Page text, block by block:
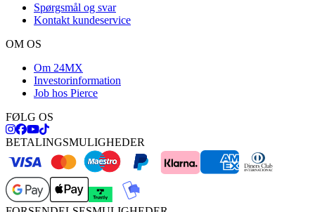
Spørgsmål og svar
Kontakt kundeservice
OM OS
Om 24MX
Investorinformation
Job hos Pierce
FØLG OS
BETALINGSMULIGHEDER